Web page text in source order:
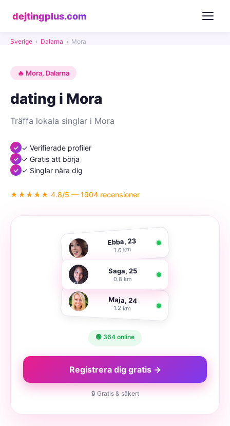
dejtingplus.com
Sverige › Dalarna › Mora
🔥 Mora, Dalarna
dating i Mora
Träffa lokala singlar i Mora
✓ Verifierade profiler
✓ Gratis att börja
✓ Singlar nära dig
★★★★★ 4.8/5 — 1904 recensioner
Ebba, 23
1.6 km
Saga, 25
0.8 km
Maja, 24
1.2 km
🟢 364 online
Registrera dig gratis →
🔒 Gratis & säkert